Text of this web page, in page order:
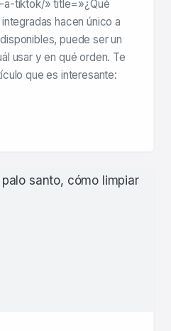
tiktok/» title=»¿Qué
hacen único a
puede ser un
usar y en qué orden. Te
que es interesante: